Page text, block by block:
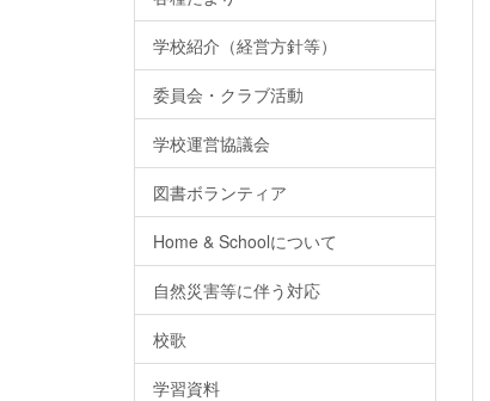
学校紹介（経営方針等）
委員会・クラブ活動
学校運営協議会
図書ボランティア
Home & Schoolについて
自然災害等に伴う対応
校歌
学習資料